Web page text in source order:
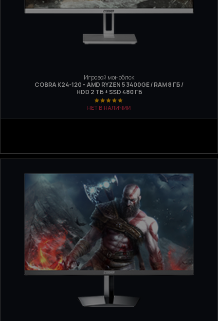
Игровой моноблок
COBRA K24-120 - AMD RYZEN 5 3400GE / RAM 8 ГБ /
HDD 2 ТБ + SSD 480 ГБ
НЕТ В НАЛИЧИИ